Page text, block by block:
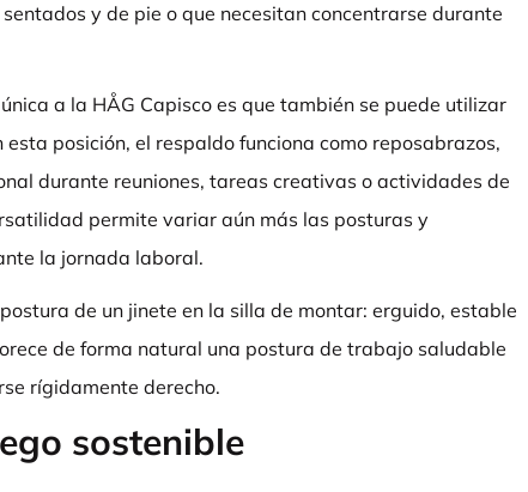
y de pie o que necesitan concentrarse durante
a la HÅG Capisco es que también se puede utilizar
esta posición, el respaldo funciona como reposabrazos,
durante reuniones, tareas creativas o actividades de
permite variar aún más las posturas y
la jornada laboral.
de un jinete en la silla de montar: erguido, estable
de forma natural una postura de trabajo saludable
rígidamente derecho.
sostenible